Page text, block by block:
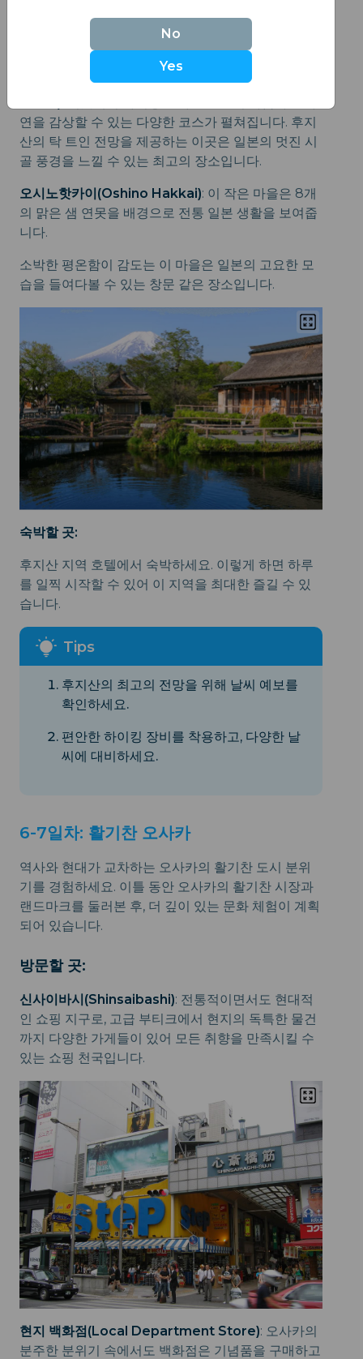
화적 미학과 숨막히는 자연 풍경이 결합된 이곳은 꼭
봐야 할 명소입니다.
시모요시다 히카와 시계(Shimoyoshida Hikawa
연을 감상할 수 있는 다양한 코스가 펼쳐집니다. 후지
산의 탁 트인 전망을 제공하는 이곳은 일본의 멋진 시
골 풍경을 느낄 수 있는 최고의 장소입니다.
오시노핫카이(Oshino Hakkai): 이 작은 마을은 8개
의 맑은 샘 연못을 배경으로 전통 일본 생활을 보여줍
니다.
소박한 평온함이 감도는 이 마을은 일본의 고요한 모
습을 들여다볼 수 있는 창문 같은 장소입니다.
숙박할 곳:
후지산 지역 호텔에서 숙박하세요. 이렇게 하면 하루
를 일찍 시작할 수 있어 이 지역을 최대한 즐길 수 있
습니다.
후지산의 최고의 전망을 위해 날씨 예보를
확인하세요.
편안한 하이킹 장비를 착용하고, 다양한 날
씨에 대비하세요.
6-7일차: 활기찬 오사카
역사와 현대가 교차하는 오사카의 활기찬 도시 분위
기를 경험하세요. 이틀 동안 오사카의 활기찬 시장과
랜드마크를 둘러본 후, 더 깊이 있는 문화 체험이 계획
되어 있습니다.
방문할 곳:
신사이바시(Shinsaibashi): 전통적이면서도 현대적
인 쇼핑 지구로, 고급 부티크에서 현지의 독특한 물건
까지 다양한 가게들이 있어 모든 취향을 만족시킬 수
있는 쇼핑 천국입니다.
현지 백화점(Local Department Store): 오사카의
분주한 분위기 속에서도 백화점은 기념품을 구매하고
No
Yes